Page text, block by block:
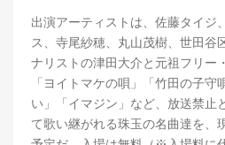
出演アーティストは、佐藤タイジ
ス、寺尾紗穂、丸山茂樹、世田谷
ナリストの津田大介と元祖フリー
「ヨイトマケの唄」「竹田の子
い」「イマジン」など、放送禁止
て歌い継がれる珠玉の名曲達を、